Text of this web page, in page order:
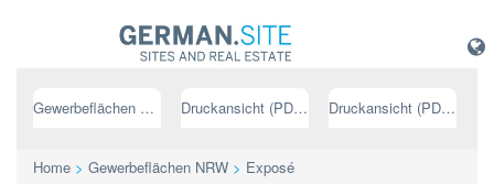
Gewerbeflächen NRW Druckansicht (PDF) // deutsch Druckansicht (PDF) // englisch
Home > Gewerbeflächen NRW > Exposé